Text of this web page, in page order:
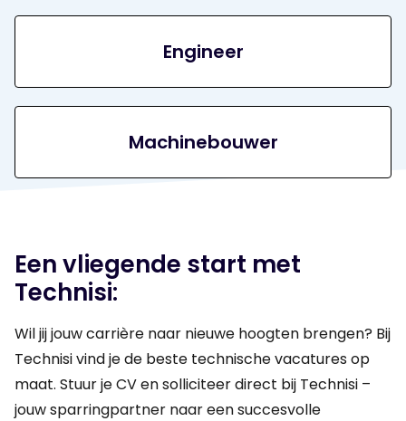
Engineer
Machinebouwer
Een vliegende start met
Technisi:
Wil jij jouw carrière naar nieuwe hoogten brengen? Bij
Technisi vind je de beste technische vacatures op
maat. Stuur je CV en solliciteer direct bij Technisi –
jouw sparringpartner naar een succesvolle